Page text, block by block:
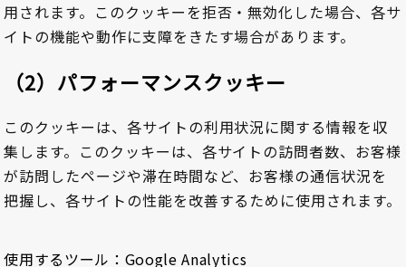
用されます。このクッキーを拒否・無効化した場合、各サ
イトの機能や動作に支障をきたす場合があります。
（2）パフォーマンスクッキー
このクッキーは、各サイトの利用状況に関する情報を収
集します。このクッキーは、各サイトの訪問者数、お客様
が訪問したページや滞在時間など、お客様の通信状況を
把握し、各サイトの性能を改善するために使用されます。
使用するツール：Google Analytics